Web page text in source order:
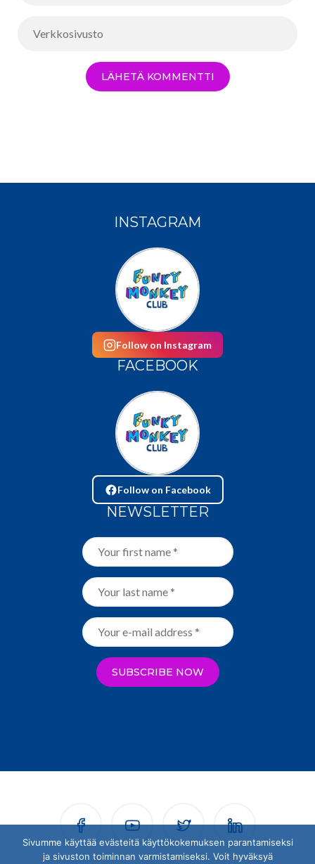
INSTAGRAM
Follow on Instagram
FACEBOOK
Follow on Facebook
NEWSLETTER
Sivumme käyttää evästeitä käyttökokemuksen parantamiseksi
ja sivuston toiminnan varmistamiseksi. Voit hyväksyä